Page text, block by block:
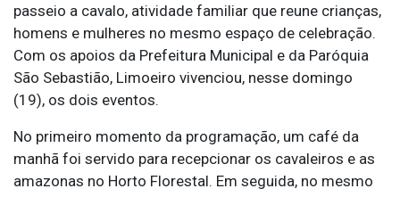
passeio a cavalo, atividade familiar que reune crianças,
homens e mulheres no mesmo espaço de celebração.
Com os apoios da Prefeitura Municipal e da Paróquia
São Sebastião, Limoeiro vivenciou, nesse domingo
(19), os dois eventos.
No primeiro momento da programação, um café da
manhã foi servido para recepcionar os cavaleiros e as
amazonas no Horto Florestal. Em seguida, no mesmo